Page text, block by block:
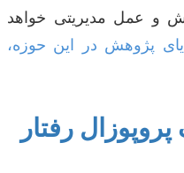
و عمل مدیریتی خواهد
پژوهش در این حوزه،
رفتار